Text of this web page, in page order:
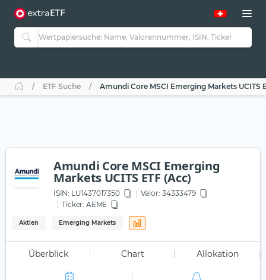
ETF Suche Amundi Core MSCI Emerging Markets UCITS
Amundi Core MSCI Emerging
Markets UCITS ETF (Acc)
ISIN: LU1437017350
Valor: 34333479
Ticker: AEME
Aktien Emerging Markets
Überblick Chart Allokation